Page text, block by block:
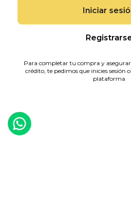
Iniciar
Para completar tu compra y
crédito, te pedimos que inicies sesión
plataforma